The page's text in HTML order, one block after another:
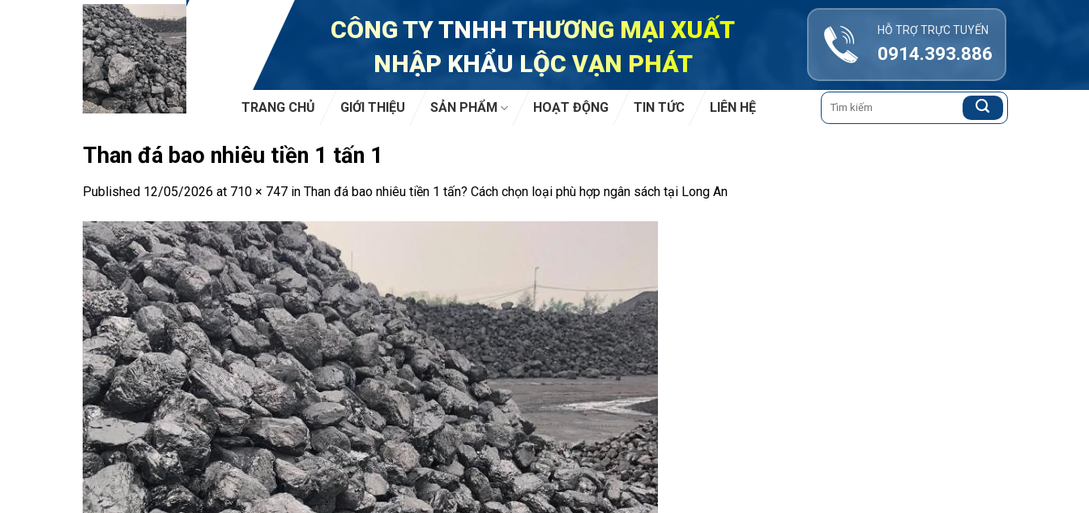
CÔNG TY TNHH THƯƠNG MẠI XUẤT
NHẬP KHẨU LỘC VẠN PHÁT
HỖ TRỢ TRỰC TUYẾN
0914.393.886
TRANG CHỦ GIỚI THIỆU SẢN PHẨM HOẠT ĐỘNG TIN TỨC LIÊN HỆ
Tìm
kiếm:
Than đá bao nhiêu tiền 1 tấn 1
Published 12/05/2026 at 710 × 747 in Than đá bao nhiêu tiền 1 tấn? Cách chọn loại phù hợp ngân sách tại Long An